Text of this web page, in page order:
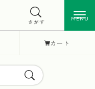
カート
MENU
さがす MENU